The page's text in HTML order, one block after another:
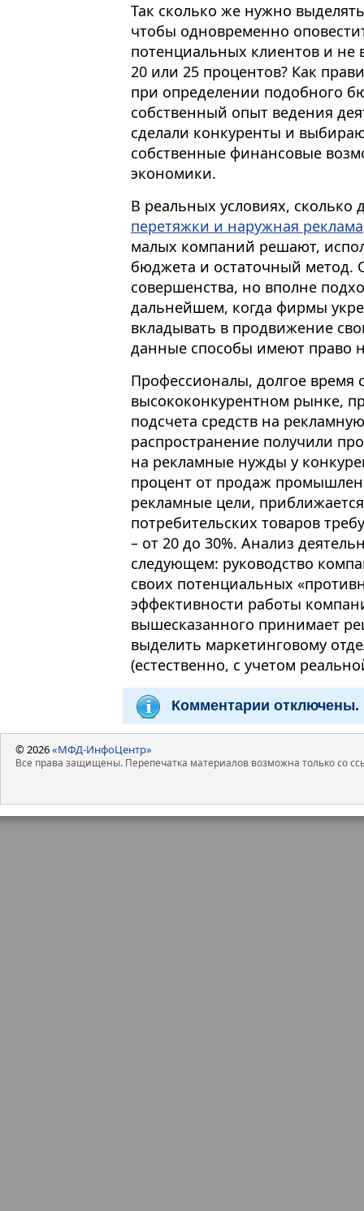
Так сколько же нужно
чтобы одновременно
потенциальных клиентов и не
20 или 25 процентов? Как
при определении подобного
собственный опыт ведения
сделали конкуренты и
собственные финансовые
экономики.
В реальных условиях, сколько
перетяжки и наружная реклама
малых компаний решают,
бюджета и остаточный метод.
совершенства, но вполне
дальнейшем, когда фирмы
вкладывать в продвижение
данные способы имеют право
Профессионалы, долгое время
высококонкурентном рынке,
подсчета средств на
распространение получили
на рекламные нужды у
процент от продаж
рекламные цели,
потребительских товаров
– от 20 до 30%. Анализ
следующем: руководство
своих потенциальных
эффективности работы
вышесказанного принимает
выделить маркетинговому
(естественно, с учетом
Комментарии отключены.
© 2026«МФД-ИнфоЦентр»
Все права защищены. Перепечатка материалов возможна только со